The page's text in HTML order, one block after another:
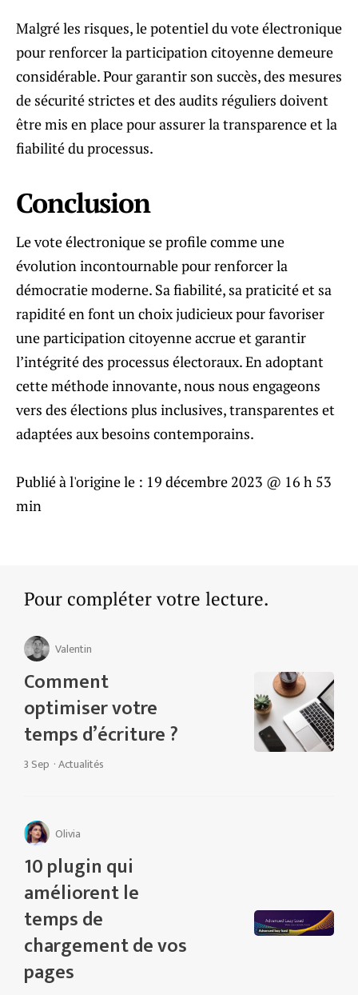
Malgré les risques, le potentiel du vote électronique
pour renforcer la participation citoyenne demeure
considérable. Pour garantir son succès, des mesures
de sécurité strictes et des audits réguliers doivent
être mis en place pour assurer la transparence et la
fiabilité du processus.
Conclusion
Le vote électronique se profile comme une
évolution incontournable pour renforcer la
démocratie moderne. Sa fiabilité, sa praticité et sa
rapidité en font un choix judicieux pour favoriser
une participation citoyenne accrue et garantir
l’intégrité des processus électoraux. En adoptant
cette méthode innovante, nous nous engageons
vers des élections plus inclusives, transparentes et
adaptées aux besoins contemporains.
Publié à l'origine le : 19 décembre 2023 @ 16 h 53
min
Pour compléter votre lecture.
Valentin
Comment
optimiser votre
temps d’écriture ?
3 Sep ·Actualités
Olivia
10 plugin qui
améliorent le
temps de
chargement de vos
pages